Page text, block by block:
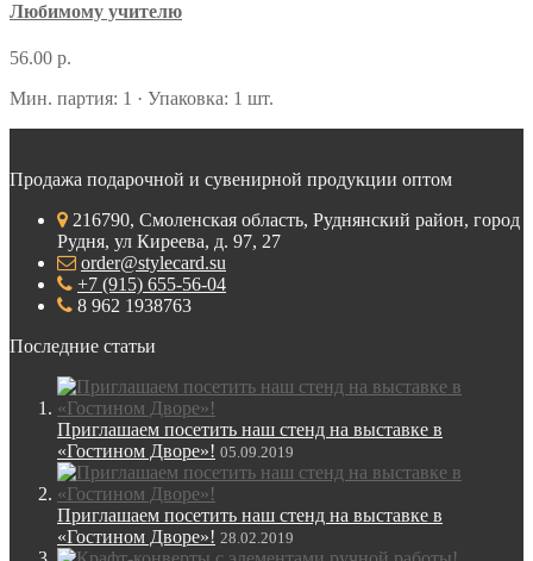
Любимому учителю
56.00 р.
Мин. партия: 1 · Упаковка: 1 шт.
Продажа подарочной и сувенирной продукции оптом
216790, Смоленская область, Руднянский район, город
Рудня, ул Киреева, д. 97, 27
order@stylecard.su
+7 (915) 655-56-04
8 962 1938763
Последние статьи
Приглашаем посетить наш стенд на выставке в
«Гостином Дворе»! 05.09.2019
Приглашаем посетить наш стенд на выставке в
«Гостином Дворе»! 28.02.2019